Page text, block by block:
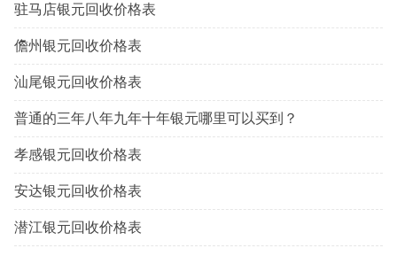
驻马店银元回收价格表
儋州银元回收价格表
汕尾银元回收价格表
普通的三年八年九年十年银元哪里可以买到？
孝感银元回收价格表
安达银元回收价格表
潜江银元回收价格表